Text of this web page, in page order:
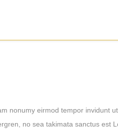
nonumy eirmod tempor invidunt
no sea takimata sanctus est